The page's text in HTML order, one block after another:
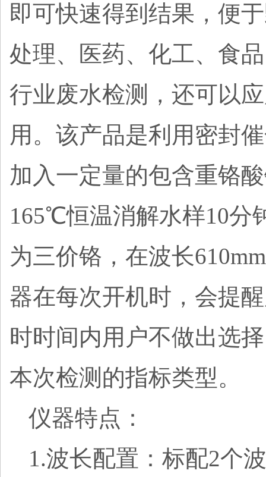
即可快速得到结果，便
处理、医药、化工、食
行业废水检测，还可以
用。 该产品是利用密封
加入一定量的包含重铬
165℃恒温消解水样10分
为三价铬，在波长
器在每次开机时，会提
时时间内用户不做出选
本次检测的指标类型。
仪器特点：
1.波长配置：标配2个